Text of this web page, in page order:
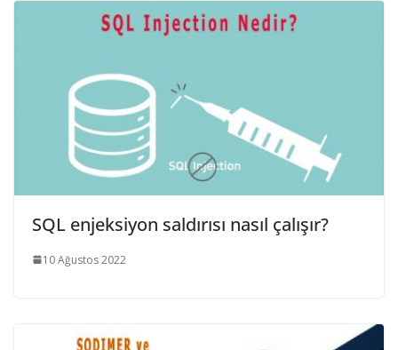
SQL enjeksiyon saldırısı nasıl çalışır?
10 Ağustos 2022